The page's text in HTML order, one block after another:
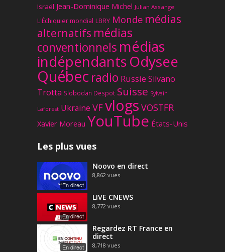
Israël Jean-Dominique Michel Julian Assange
L'Échiquier mondial LBRY Monde médias
alternatifs médias
conventionnels médias
indépendantsOdysee
Québec radio Russie Silvano
Trotta Slobodan Despot Suisse Sylvain
Laforest Ukraine VFvlogs VOSTFR
Xavier Moreau YouTube États-Unis
Les plus vues
En direct
Noovo en direct
8,862 vues
En direct
LIVE CNEWS
8,772 vues
En direct
Regardez RT France en
direct
8,718 vues